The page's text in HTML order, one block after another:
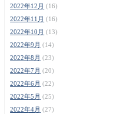
2022年12月 (16)
2022年11月 (16)
2022年10月 (13)
2022年9月 (14)
2022年8月 (23)
2022年7月 (20)
2022年6月 (22)
2022年5月 (25)
2022年4月 (27)